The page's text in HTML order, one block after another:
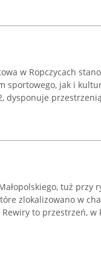
w Ropczycach
sportowego, jak i
dysponuje
tuż przy
zlokalizowano w
to przestrzeń,